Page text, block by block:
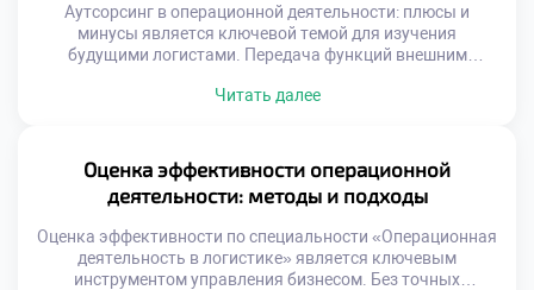
Аутсорсинг в операционной деятельности: плюсы и
минусы является ключевой темой для изучения
будущими логистами. Передача функций внешним
стратегическое решение требует глубокого анализа и
оценивать целесообразность аутсорсинга отличает
квалифицированного специалиста. Логистические
компании активно используют внешние ресурсы для
Читать далее
Оценка эффективности операционной
деятельности: методы и подходы
Оценка эффективности по специальности «Операционная
деятельность в логистике» является ключевым
инструментом управления бизнесом. Без точных